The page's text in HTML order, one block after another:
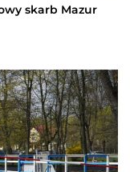
skarb Mazur